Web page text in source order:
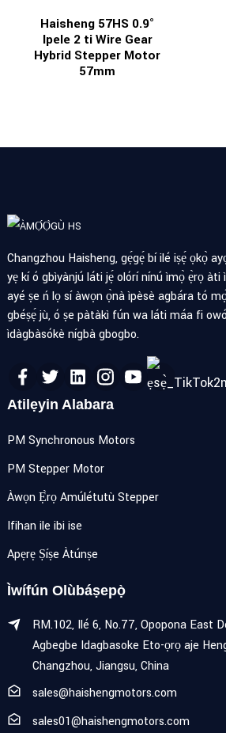
Haisheng 57HS 0.9°
Ipele 2 ti Wire Gear
Hybrid Stepper Motor
57mm
Changzhou Haisheng, gẹ́gẹ́ bí ilé iṣẹ́ ọkọ̀
yẹ kí ó gbìyànjú láti jẹ́ olórí nínú ìmọ̀ ẹ̀rọ àti
ayé ṣe ń lọ sí àwọn ọ̀nà ìpèsè agbára tó
gbéṣẹ́ jù, ó ṣe pàtàkì fún wa láti máa fi
ìdàgbàsókè nígbà gbogbo.
Atilẹyin Alabara
PM Synchronous Motors
PM Stepper Motor
Àwọn Ẹ̀rọ Amúlétutù Stepper
Ifihan ile ibi ise
Apẹrẹ Ṣíṣe Àtúnṣe
Ìwífún Olùbáṣepọ̀
RM.102, Ilé 6, No.77, Opopona East
Agbegbe Idagbasoke Eto-ọrọ aje
Changzhou, Jiangsu, China
sales@haishengmotors.com
sales01@haishengmotors.com